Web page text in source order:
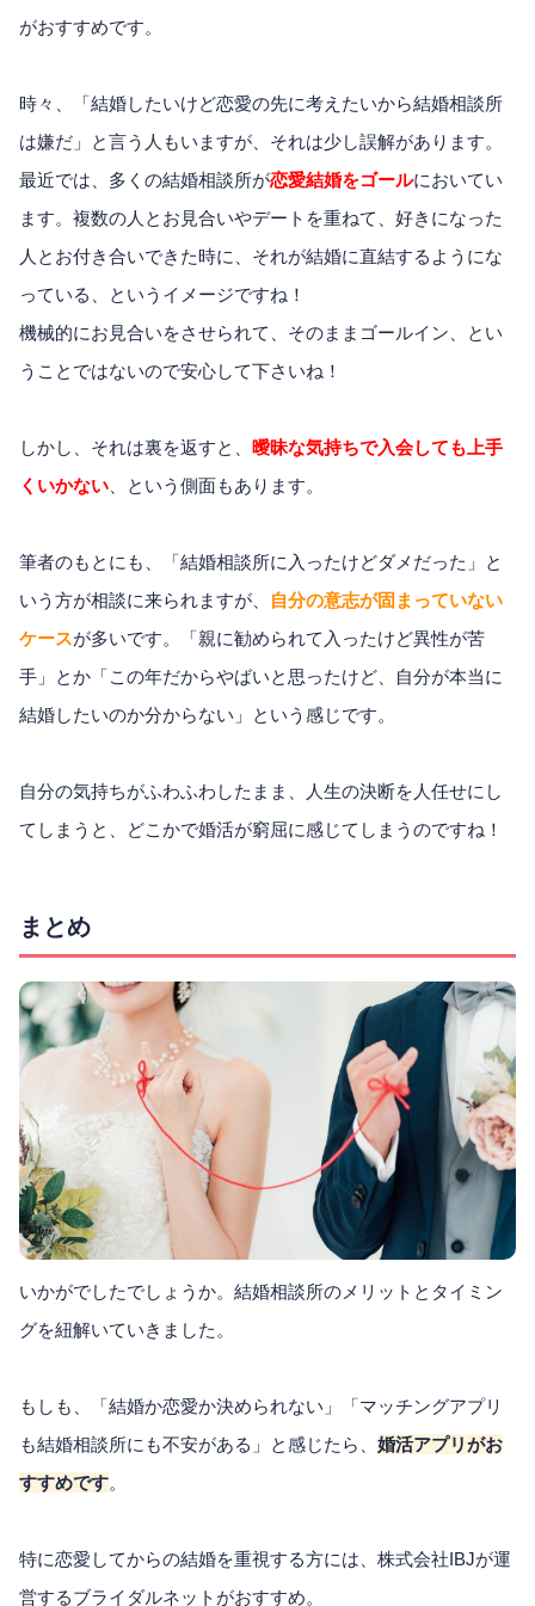
がおすすめです。
時々、「結婚したいけど恋愛の先に考えたいから結婚相談所
は嫌だ」と言う人もいますが、それは少し誤解があります。
最近では、多くの結婚相談所が恋愛結婚をゴールにおいてい
ます。複数の人とお見合いやデートを重ねて、好きになった
人とお付き合いできた時に、それが結婚に直結するようにな
っている、というイメージですね！
機械的にお見合いをさせられて、そのままゴールイン、とい
うことではないので安心して下さいね！
しかし、それは裏を返すと、 曖昧な気持ちで入会しても上手
くいかない 、という側面もあります。
筆者のもとにも、「結婚相談所に入ったけどダメだった」と
いう方が相談に来られますが、
自分の意志が固まっていない
ケースが多いです。「親に勧められて入ったけど異性が苦
手」とか「この年だからやばいと思ったけど、自分が本当に
結婚したいのか分からない」という感じです。
自分の気持ちがふわふわしたまま、人生の決断を人任せにし
てしまうと、どこかで婚活が窮屈に感じてしまうのですね！
まとめ
いかがでしたでしょうか。結婚相談所のメリットとタイミン
グを紐解いていきました。
もしも、「結婚か恋愛か決められない」「マッチングアプリ
も結婚相談所にも不安がある」と感じたら、 婚活アプリがお
すすめです。
特に恋愛してからの結婚を重視する方には、株式会社IBJが運
営するブライダルネットがおすすめ。